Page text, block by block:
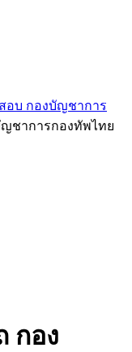
อบ กองบัญชาการ
ชาการกองทัพไทย
กอง